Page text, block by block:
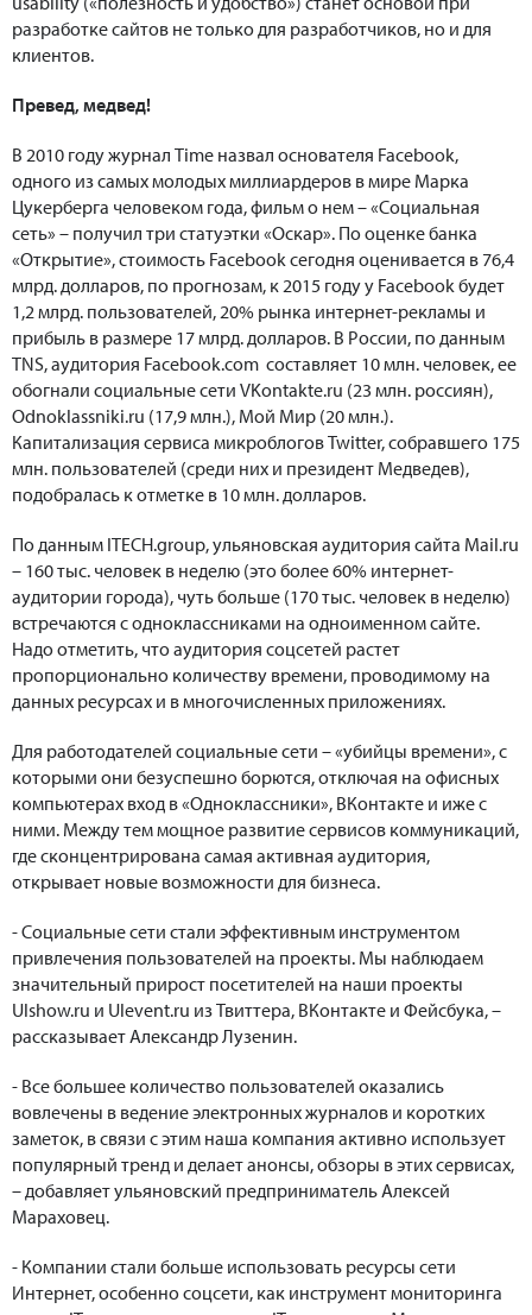
разработке сайтов не только для разработчиков, но и для
клиентов.
Превед, медвед!
В 2010 году журнал Time назвал основателя Facebook,
одного из самых молодых миллиардеров в мире Марка
Цукерберга человеком года, фильм о нем – «Социальная
сеть» – получил три статуэтки «Оскар». По оценке банка
«Открытие», стоимость Facebook сегодня оценивается в 76,4
млрд. долларов, по прогнозам, к 2015 году у Facebook будет
1,2 млрд. пользователей, 20% рынка интернет-рекламы и
прибыль в размере 17 млрд. долларов. В России, по данным
TNS, аудитория Facebook.com составляет 10 млн. человек, ее
обогнали социальные сети VKontakte.ru (23 млн. россиян),
Оdnoklassniki.ru (17,9 млн.), Мой Мир (20 млн.).
Капитализация сервиса микроблогов Twitter, собравшего 175
млн. пользователей (среди них и президент Медведев),
подобралась к отметке в 10 млн. долларов.
По данным ITECH.group, ульяновская аудитория сайта Mail.ru
– 160 тыс. человек в неделю (это более 60% интернет-
аудитории города), чуть больше (170 тыс. человек в неделю)
встречаются с одноклассниками на одноименном сайте.
Надо отметить, что аудитория соцсетей растет
пропорционально количеству времени, проводимому на
данных ресурсах и в многочисленных приложениях.
Для работодателей социальные сети – «убийцы времени», с
которыми они безуспешно борются, отключая на офисных
компьютерах вход в «Одноклассники», ВКонтакте и иже с
ними. Между тем мощное развитие сервисов коммуникаций,
где сконцентрирована самая активная аудитория,
открывает новые возможности для бизнеса.
- Социальные сети стали эффективным инструментом
привлечения пользователей на проекты. Мы наблюдаем
значительный прирост посетителей на наши проекты
Ulshow.ru и Ulevent.ru из Твиттера, ВКонтакте и Фейсбука, –
рассказывает Александр Лузенин.
- Все большее количество пользователей оказались
вовлечены в ведение электронных журналов и коротких
заметок, в связи с этим наша компания активно использует
популярный тренд и делает анонсы, обзоры в этих сервисах,
– добавляет ульяновский предприниматель Алексей
Мараховец.
- Компании стали больше использовать ресурсы сети
Интернет, особенно соцсети, как инструмент мониторинга